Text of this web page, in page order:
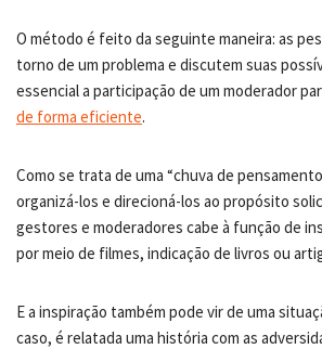
O método é feito da seguinte maneira: as
torno de um problema e discutem suas
essencial a participação de um moderador
de forma eficiente.
Como se trata de uma “chuva de
organizá-los e direcioná-los ao propósito
gestores e moderadores cabe à função de
por meio de filmes, indicação de livros ou
E a inspiração também pode vir de uma
caso, é relatada uma história com as